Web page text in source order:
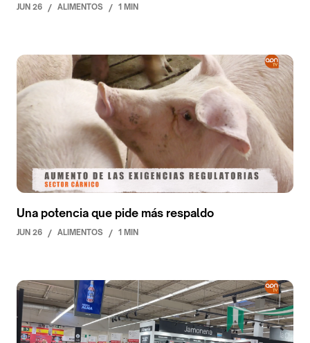
JUN 26 / ALIMENTOS / 1 MIN
Una potencia que pide más respaldo
JUN 26 / ALIMENTOS / 1 MIN